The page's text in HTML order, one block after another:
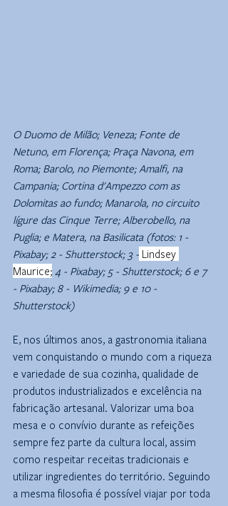
O Duomo de Milão; Veneza; Fonte de
Netuno, em Florença; Praça Navona, em
Roma; Barolo, no Piemonte; Amalfi, na
Campania; Cortina d'Ampezzo com as
Dolomitas ao fundo; Manarola, no circuito
lígure das Cinque Terre; Alberobello, na
Puglia; e Matera, na Basilicata (fotos: 1 -
Pixabay; 2 - Shutterstock; 3 - Lindsey
Maurice; 4 - Pixabay; 5 - Shutterstock; 6 e 7
- Pixabay; 8 - Wikimedia; 9 e 10 -
Shutterstock)
E, nos últimos anos, a gastronomia italiana
vem conquistando o mundo com a riqueza
e variedade de sua cozinha, qualidade de
produtos industrializados e excelência na
fabricação artesanal. Valorizar uma boa
mesa e o convívio durante as refeições
sempre fez parte da cultura local, assim
como respeitar receitas tradicionais e
utilizar ingredientes do território. Seguindo
a mesma filosofia é possível viajar por toda